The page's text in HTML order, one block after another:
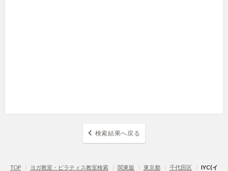
検索結果へ戻る
TOP 〉 ヨガ教室・ピラティス教室検索 〉 関東版 〉 東京都 〉 千代田区 〉 IYC(イ